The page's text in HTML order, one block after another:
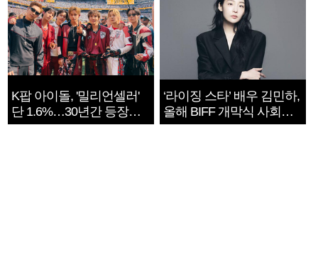
K팝 아이돌, '밀리언셀러'
단 1.6%…30년간 등장
1182개팀 전수조사
‘라이징 스타’ 배우 김민하,
올해 BIFF 개막식 사회자
확정